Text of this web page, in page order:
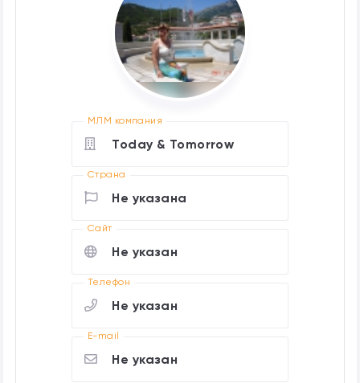
МЛМ компания
Today & Tomorrow
Страна
Не указана
Cайт
Не указан
Телефон
Не указан
E-mail
Не указан